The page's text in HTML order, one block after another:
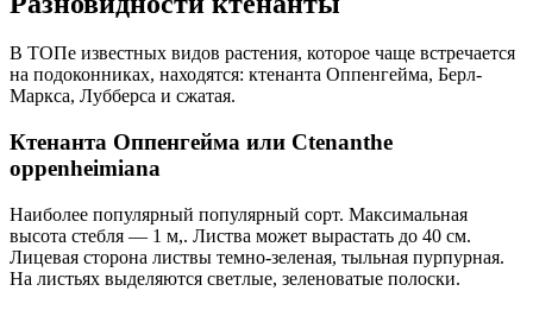
В ТОПе известных видов растения, которое чаще встречается
на подоконниках, находятся: ктенанта Оппенгейма, Берл-
Маркса, Лубберса и сжатая.
Ктенанта Оппенгейма или Ctenanthe
oppenheimiana
Наиболее популярный популярный сорт. Максимальная
высота стебля — 1 м,. Листва может вырастать до 40 см.
Лицевая сторона листвы темно-зеленая, тыльная пурпурная.
На листьях выделяются светлые, зеленоватые полоски.